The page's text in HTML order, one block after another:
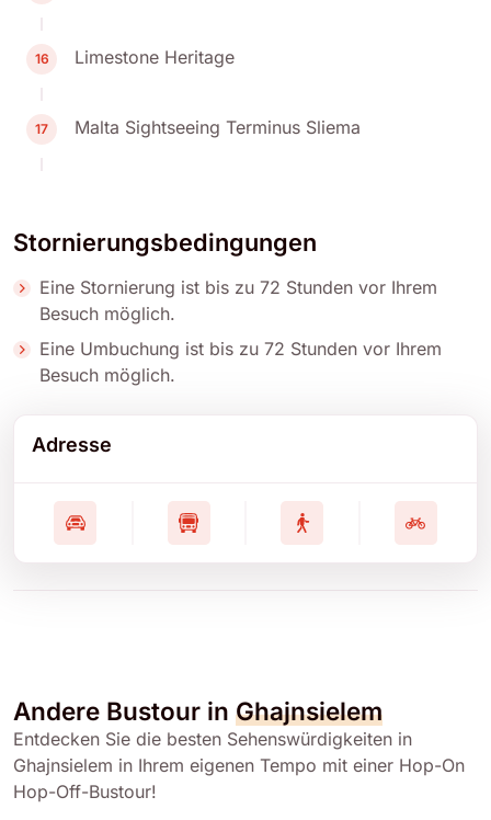
16 Limestone Heritage
17 Malta Sightseeing Terminus Sliema
Stornierungsbedingungen
Eine Stornierung ist bis zu 72 Stunden vor Ihrem
Besuch möglich.
Eine Umbuchung ist bis zu 72 Stunden vor Ihrem
Besuch möglich.
Adresse
Andere Bustour in Ghajnsielem
Entdecken Sie die besten Sehenswürdigkeiten in
Ghajnsielem in Ihrem eigenen Tempo mit einer Hop-On
Hop-Off-Bustour!